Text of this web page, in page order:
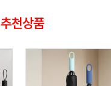
추천상품